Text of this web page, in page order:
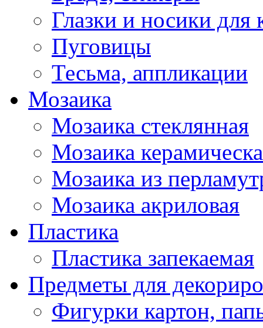
Глазки и носики для
Пуговицы
Тесьма, аппликации
Мозаика
Мозаика стеклянная
Мозаика
Мозаика из
Мозаика акриловая
Пластика
Пластика запекаемая
Предметы для
Фигурки картон,